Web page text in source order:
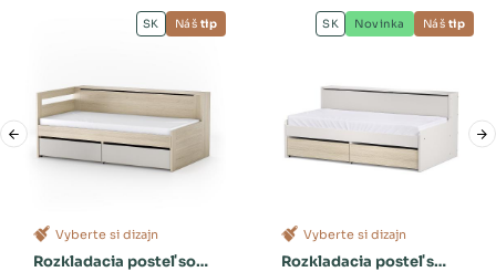
Vyberte si dizajn
Rozkladacia posteľ so
SK Náš tip
Vyberte si dizajn
Rozkladacia posteľ s
SK Novinka Náš tip